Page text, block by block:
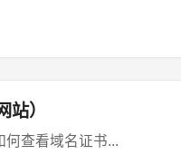
）
： 1、怎么查域名证书 2、如何查看域名证书...